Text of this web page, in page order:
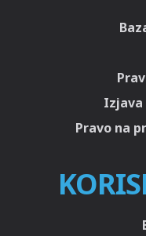
Izjava
Pravo na